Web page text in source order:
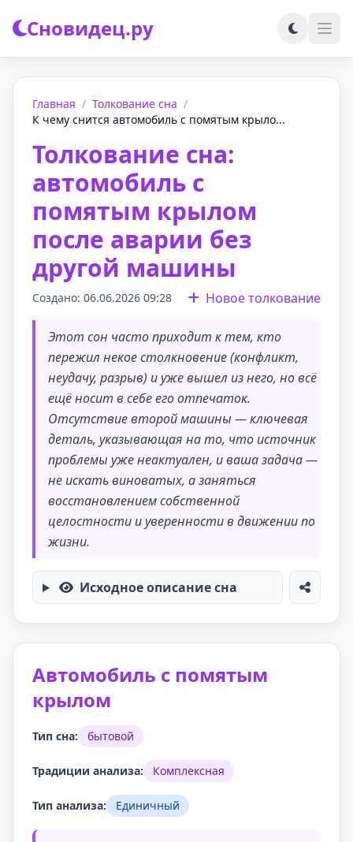
Сновидец.ру
Главная / Толкование сна /
К чему снится автомобиль с помятым крыло...
Толкование сна:
автомобиль с
помятым крылом
после аварии без
другой машины
Создано: 06.06.2026 09:28 Новое толкование
Этот сон часто приходит к тем, кто
пережил некое столкновение (конфликт,
неудачу, разрыв) и уже вышел из него, но всё
ещё носит в себе его отпечаток.
Отсутствие второй машины — ключевая
деталь, указывающая на то, что источник
проблемы уже неактуален, и ваша задача —
не искать виноватых, а заняться
восстановлением собственной
целостности и уверенности в движении по
жизни.
Исходное описание сна
Автомобиль с помятым
крылом
Тип сна: бытовой
Традиции анализа: Комплексная
Тип анализа: Единичный